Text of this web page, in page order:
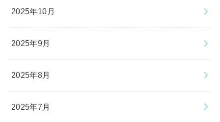
2025年10月
2025年9月
2025年8月
2025年7月